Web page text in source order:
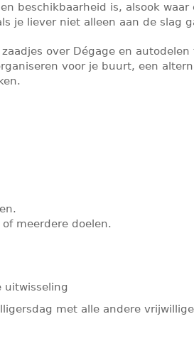
beschikbaarheid is, alsook waar
je liever niet alleen aan de slag
over Dégage en
voor je buurt, een
meerdere doelen.
uitwisseling
met alle andere